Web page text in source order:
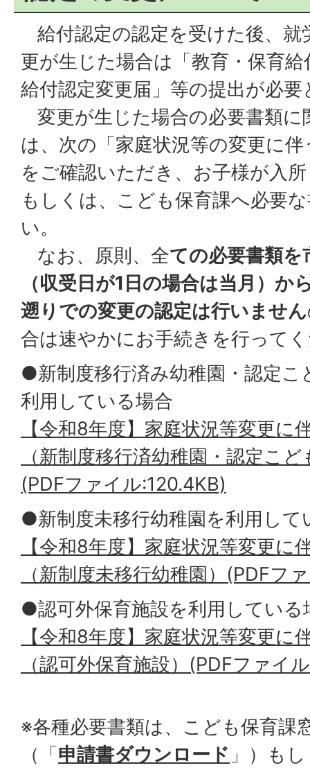
給付認定の認定を受けた後、就
更が生じた場合は「教育・保育
給付認定変更届」等の提出が必
変更が生じた場合の必要書類に
は、次の「家庭状況等の変更に
をご確認いただき、お子様が入
もしくは、こども保育課へ必要
い。
なお、原則、全ての必要書類を
（収受日が1日の場合は当月）か
遡りでの変更の認定は行いません
合は速やかにお手続きを行って
●新制度移行済み幼稚園・認定こ
利用している場合
【令和8年度】家庭状況等変更に
（新制度移行済幼稚園・認定こ
(PDFファイル:120.4KB)
●新制度未移行幼稚園を利用して
【令和8年度】家庭状況等変更に
（新制度未移行幼稚園） (PDFフ
●認可外保育施設を利用している
【令和8年度】家庭状況等変更に
（認可外保育施設）(PDFファイ
※各種必要書類は、こども保育課
（「申請書ダウンロード 」）も